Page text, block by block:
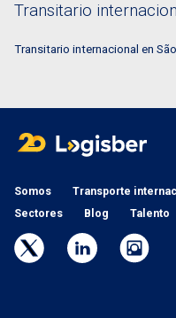
Transitario
Transitario internacional en
Somos Transporte
Sectores
Blog Talento